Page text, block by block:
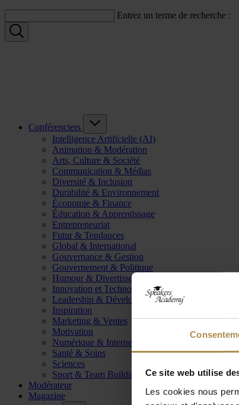
Ce site web utilise
Les cookies nous
Entrez un terme de recherche :
Conférenciers
Intelligence Artificielle (AI)
Animation & Modération
Arts, Culture & Société
Communication & Médias
Diversité & Inclusion
Durabilité & Environnement
Économie & Finance
Éducation & Apprentissage
Entrepreneuriat
Futur & Tendances
Global & International
Gouvernance & Gestion
Gouvernement & Politique
Humour & Divertissement
Innovation et Technologie
Leadership & Développement
Inspiration
Marketing & Ventes
Motivation
Numérique & Internet
Santé & Soins
Sciences
Sport & Team Building
Modérateur
Magazine